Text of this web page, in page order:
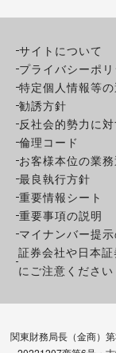
サイトについて
プライバシーポ
特定個人情報等
勧誘方針
反社会的勢力に
倫理コード
お客様本位の業
最良執行方針
重要情報シート
重要事項の説明
マイナンバー提
証券会社や日本
にご注意ください
関東財務局長（金商）